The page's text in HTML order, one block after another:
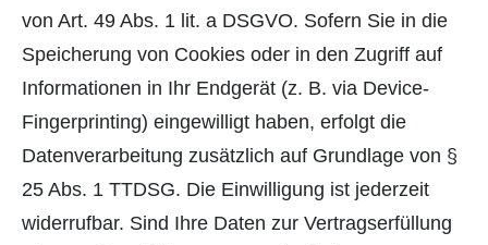
von Art. 49 Abs. 1 lit. a DSGVO. Sofern Sie in die
Speicherung von Cookies oder in den Zugriff auf
Informationen in Ihr Endgerät (z. B. via Device-
Fingerprinting) eingewilligt haben, erfolgt die
Datenverarbeitung zusätzlich auf Grundlage von §
25 Abs. 1 TTDSG. Die Einwilligung ist jederzeit
widerrufbar. Sind Ihre Daten zur Vertragserfüllung